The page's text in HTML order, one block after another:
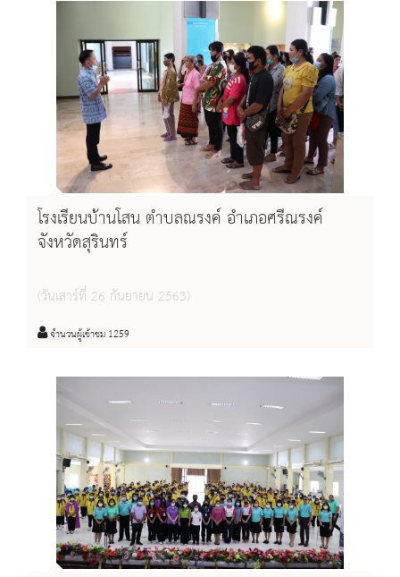
โรงเรียนบ้านโสน ตำบลณรงค์ อำเภอศรีณรงค์
จังหวัดสุรินทร์
(วันเสาร์ที่ 26 กันยายน 2563)
จำนวนผู้เข้าชม 1259